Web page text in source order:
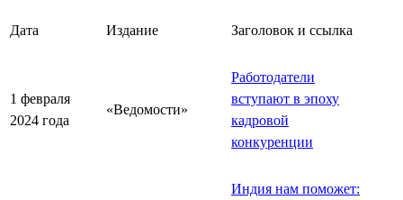
Дата Издание Заголовок и ссылка
1 февраля
2024 года
«Ведомости»
Работодатели
вступают в эпоху
кадровой
конкуренции
Индия нам поможет: